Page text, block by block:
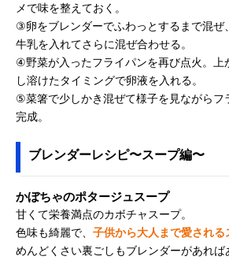
メで味を整えておく。
③卵をブレンダーでふわっとするまで混ぜ
牛乳を入れてさらに混ぜ合わせる。
④野菜が入ったフライパンを再び点火。上
し溶けたタイミングで卵液を入れる。
⑤菜箸で少しかき混ぜて様子を見ながらフ
完成。
ブレンダーレシピ〜スープ編〜
かぼちゃのポタージュスープ
甘くて栄養満点のカボチャスープ。
色味も綺麗で、 子供から大人まで愛される
めんどくさい裏ごしもブレンダーがあれば